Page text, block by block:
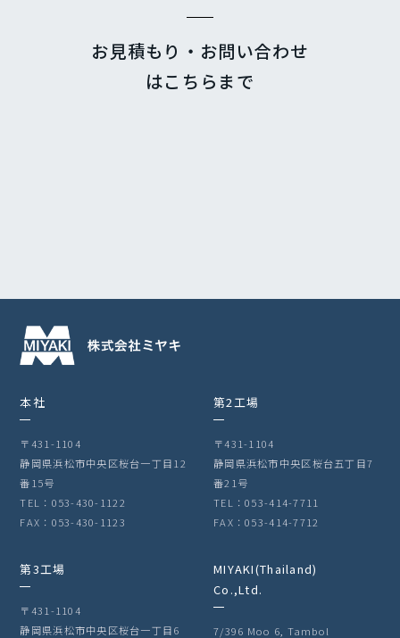
お見積もり・お問い合わせ
はこちらまで
本社
〒431-1104
静岡県浜松市中央区桜台一丁目12
番15号
TEL：053-430-1122
FAX：053-430-1123
第2工場
〒431-1104
静岡県浜松市中央区桜台五丁目7
番21号
TEL：053-414-7711
FAX：053-414-7712
第3工場
〒431-1104
静岡県浜松市中央区桜台一丁目6
MIYAKI(Thailand)
Co.,Ltd.
7/396 Moo 6, Tambol